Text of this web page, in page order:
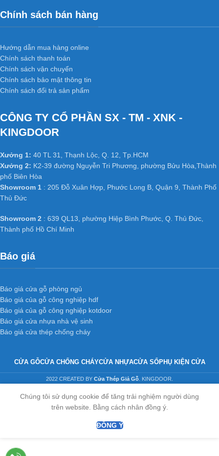
Chính sách bán hàng
Hướng dẫn mua hàng online
Chính sách thanh toán
Chính sách vận chuyển
Chính sách bảo mật thông tin
Chính sách đổi trả sản phẩm
CÔNG TY CỔ PHẦN SX - TM - XNK -
KINGDOOR
Xưởng 1: 40 TL 31, Thạnh Lộc, Q. 12, Tp.HCM
Xưởng 2: K2-39 đường Nguyễn Tri Phương, phường Bửu Hòa,Thành
phố Biên Hòa
Showroom 1 : 205 Đỗ Xuân Hợp, Phước Long B, Quận 9, Thành Phố
Thủ Đức
Showroom 2 : 639 QL13, phường Hiệp Bình Phước, Q. Thủ Đức,
Thành phố Hồ Chí Minh
Báo giá
Báo giá cửa gỗ phòng ngủ
Báo giá của gỗ công nghiệp hdf
Báo giá của gỗ công nghiệp kotdoor
Báo giá cửa nhựa nhà vệ sinh
Báo giá cửa thép chống cháy
CỬA GỖCỬA CHỐNG CHÁYCỬA NHỰACỬA SỔPHỤ KIỆN CỬA
2022 CREATED BY Cửa Thép Giả Gỗ . KINGDOOR.
Chúng tôi sử dụng cookie để tăng trải nghiệm người dùng
trên website. Bằng cách nhân đồng ý.
ĐỒNG Ý